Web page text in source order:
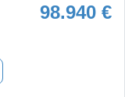
98.940 €